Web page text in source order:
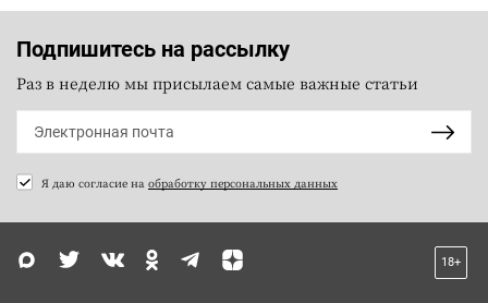
Подпишитесь на рассылку
Раз в неделю мы присылаем самые важные статьи
Я даю согласие на обработку персональных данных
18+